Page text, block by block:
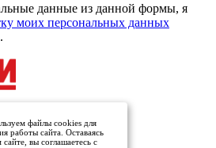
данные из данной формы, я
моих персональных данных
файлы cookies для
работы сайта. Оставаясь
вы соглашаетесь с